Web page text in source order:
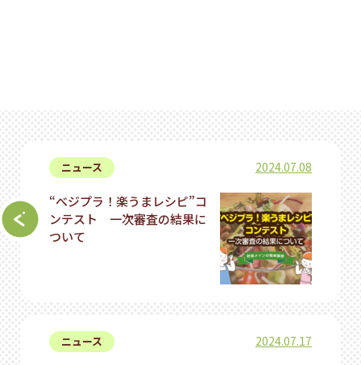
ニュース 2024.07.08
“べジプラ！楽うまレシピ”コ
ンテスト 一次審査の結果に
ついて
ニュース 2024.07.17